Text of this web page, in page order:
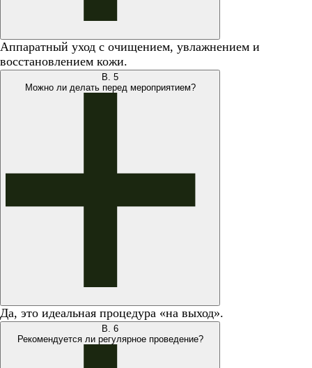
Аппаратный уход с очищением, увлажнением и
восстановлением кожи.
В. 5
Можно ли делать перед мероприятием?
Да, это идеальная процедура «на выход».
В. 6
Рекомендуется ли регулярное проведение?